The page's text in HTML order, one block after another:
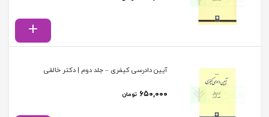
آیین دادرسی کیفری – جلد دوم | دکتر خالقی
۶۵۰,۰۰۰ تومان